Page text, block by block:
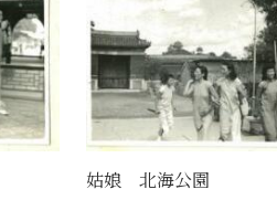
姑娘 北海公園